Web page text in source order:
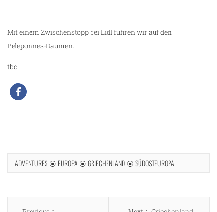
Mit einem Zwischenstopp bei Lidl fuhren wir auf den
Peleponnes-Daumen.
tbc
ADVENTURES EUROPA GRIECHENLAND SÜDOSTEUROPA
Beitragsnavigation